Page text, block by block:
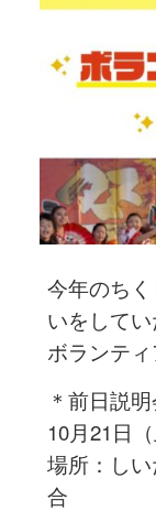
今年のち
いをして
ボランティ
＊前日説明
10月21日
場所：し
合